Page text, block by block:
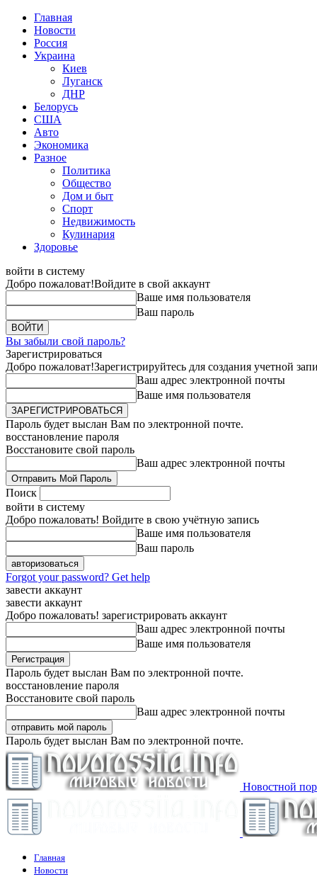
Главная
Новости
Россия
Украина
Киев
Луганск
ДНР
Белорусь
США
Авто
Экономика
Разное
Политика
Общество
Дом и быт
Спорт
Недвижимость
Кулинария
Здоровье
войти в систему
Добро пожаловат!Войдите в свой аккаунт
Ваше имя пользователя
Ваш пароль
Вы забыли свой пароль?
Зарегистрироваться
Добро пожаловат!Зарегистрируйтесь для создания учетной
Ваш адрес электронной почты
Ваше имя пользователя
Пароль будет выслан Вам по электронной почте.
восстановление пароля
Восстановите свой пароль
Ваш адрес электронной почты
Поиск
войти в систему
Добро пожаловать! Войдите в свою учётную запись
Ваше имя пользователя
Ваш пароль
Forgot your password? Get help
завести аккаунт
завести аккаунт
Добро пожаловать! зарегистрировать аккаунт
Ваш адрес электронной почты
Ваше имя пользователя
Пароль будет выслан Вам по электронной почте.
восстановление пароля
Восстановите свой пароль
Ваш адрес электронной почты
Пароль будет выслан Вам по электронной почте.
Новостной
Главная
Новости